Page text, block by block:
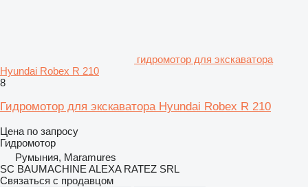
гидромотор для экскаватора
Hyundai Robex R 210
8
Гидромотор для экскаватора Hyundai Robex R 210
Цена по запросу
Гидромотор
Румыния, Maramures
SC BAUMACHINE ALEXA RATEZ SRL
Связаться с продавцом